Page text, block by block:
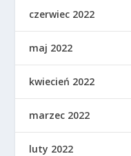
czerwiec 2022
maj 2022
kwiecień 2022
marzec 2022
luty 2022